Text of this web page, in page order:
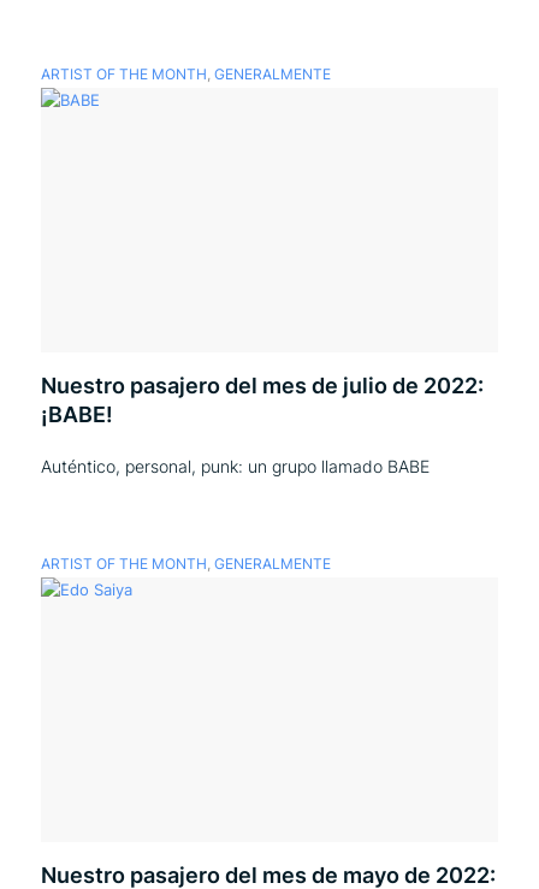
ARTIST OF THE MONTH, GENERALMENTE
Nuestro pasajero del mes de julio de 2022:
¡BABE!
Auténtico, personal, punk: un grupo llamado BABE
ARTIST OF THE MONTH, GENERALMENTE
Nuestro pasajero del mes de mayo de 2022: